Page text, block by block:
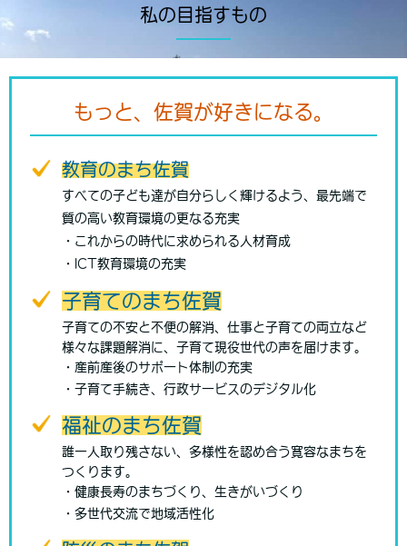
私の目指すもの
もっと、佐賀が好きになる。
教育のまち佐賀
すべての子ども達が自分らしく輝けるよう、最先端で
質の高い教育環境の更なる充実
・これからの時代に求められる人材育成
・ICT教育環境の充実
子育てのまち佐賀
子育ての不安と不便の解消、仕事と子育ての両立など
様々な課題解消に、子育て現役世代の声を届けます。
・産前産後のサポート体制の充実
・子育て手続き、行政サービスのデジタル化
福祉のまち佐賀
誰一人取り残さない、多様性を認め合う寛容なまちを
つくります。
・健康長寿のまちづくり、生きがいづくり
・多世代交流で地域活性化